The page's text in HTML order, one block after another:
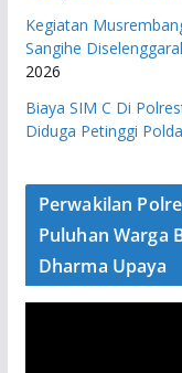
Kegiatan
Sangihe
2026
Biaya SIM C Di
Diduga Petinggi
Perwakilan
Puluhan Warga
Dharma Upaya